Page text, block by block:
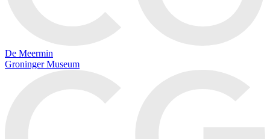
De Meermin
Groninger Museum